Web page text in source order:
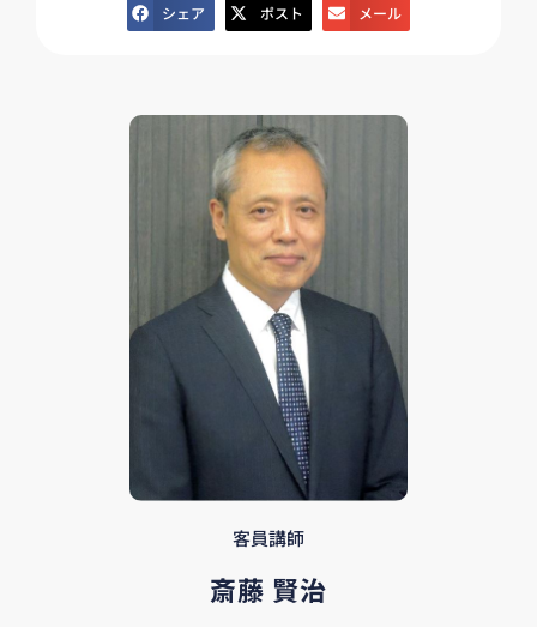
シェア ポスト メール
客員講師
斎藤 賢治